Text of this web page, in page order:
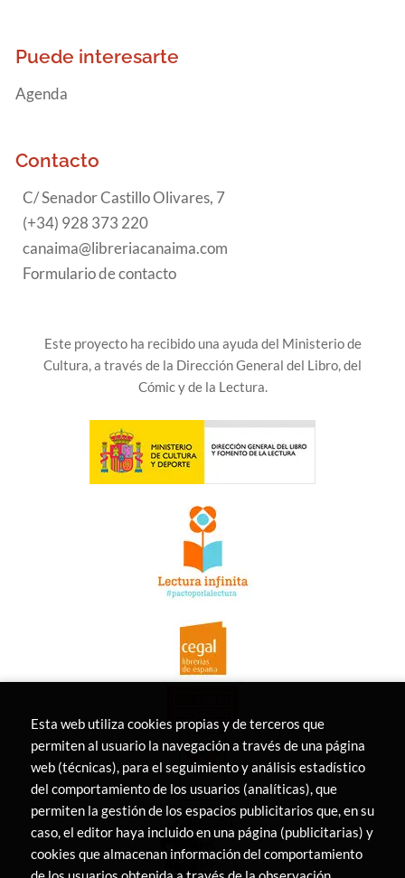
Puede interesarte
Agenda
Contacto
C/ Senador Castillo Olivares, 7
(+34) 928 373 220
canaima@libreriacanaima.com
Formulario de contacto
Este proyecto ha recibido una ayuda del Ministerio de
Cultura, a través de la Dirección General del Libro, del
Cómic y de la Lectura.
Esta web utiliza cookies propias y de terceros que
permiten al usuario la navegación a través de una página
web (técnicas), para el seguimiento y análisis estadístico
del comportamiento de los usuarios (analíticas), que
permiten la gestión de los espacios publicitarios que, en su
caso, el editor haya incluido en una página (publicitarias) y
cookies que almacenan información del comportamiento